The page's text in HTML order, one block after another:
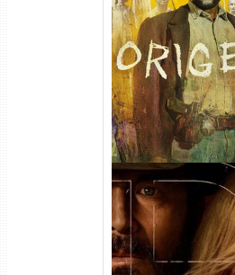
Origem 4ª
(2026) WEB-DL
Dual Áudio